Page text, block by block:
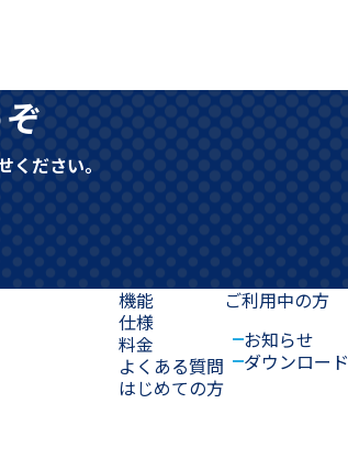
ださい。
機能
仕様
料金
よくある質問
はじめての方
ご利用中の方
お知らせ
ダウンロード